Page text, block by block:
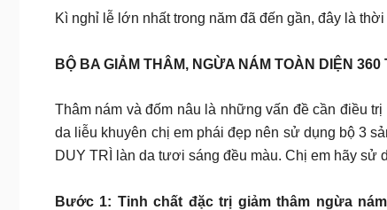
Kì nghỉ lễ lớn nhất trong năm đã đến gần, đây là
BỘ BA GIẢM THÂM, NGỪA NÁM TOÀN DIỆN 360
Thâm nám và đốm nâu là những vấn đề cần điều
da liễu khuyên chị em phái đẹp nên sử dụng bộ 3
DUY TRÌ làn da tươi sáng đều màu. Chị em hãy sử
Bước 1: Tinh chất đặc trị giảm thâm ngừa